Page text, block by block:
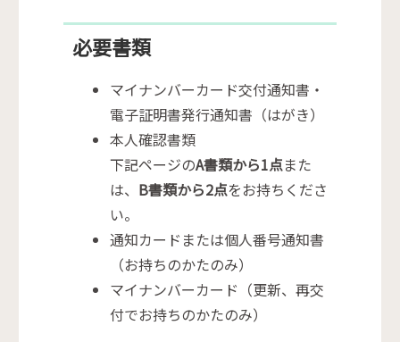
必要書類
マイナンバーカード交付通知書・
電子証明書発行通知書（はがき）
本人確認書類
下記ページのA書類から1点また
は、 B書類から2点をお持ちくださ
い。
通知カードまたは個人番号通知書
（お持ちのかたのみ）
マイナンバーカード（更新、再交
付でお持ちのかたのみ）